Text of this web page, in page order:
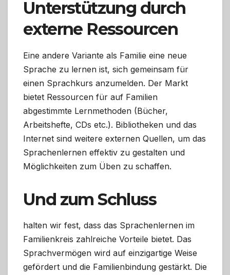
Unterstützung durch
externe Ressourcen
Eine andere Variante als Familie eine neue
Sprache zu lernen ist, sich gemeinsam für
einen Sprachkurs anzumelden. Der Markt
bietet Ressourcen für auf Familien
abgestimmte Lernmethoden (Bücher,
Arbeitshefte, CDs etc.). Bibliotheken und das
Internet sind weitere externen Quellen, um das
Sprachenlernen effektiv zu gestalten und
Möglichkeiten zum Üben zu schaffen.
Und zum Schluss
halten wir fest, dass das Sprachenlernen im
Familienkreis zahlreiche Vorteile bietet. Das
Sprachvermögen wird auf einzigartige Weise
gefördert und die Familienbindung gestärkt. Die